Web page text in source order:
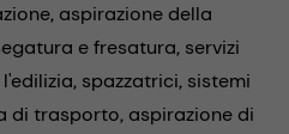
aspirazione della
e fresatura, servizi
spazzatrici, sistemi
di trasporto, aspirazione di